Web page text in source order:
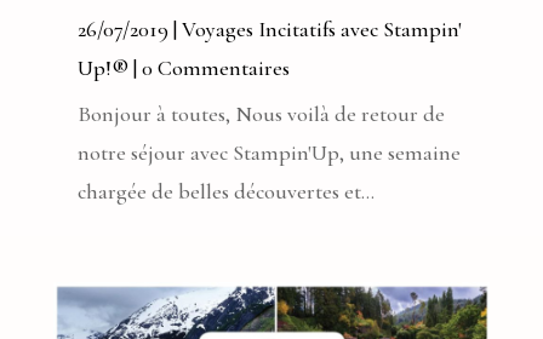
26/07/2019 |Voyages Incitatifs avec Stampin'
Up!® | 0 Commentaires
Bonjour à toutes, Nous voilà de retour de
notre séjour avec Stampin'Up, une semaine
chargée de belles découvertes et...